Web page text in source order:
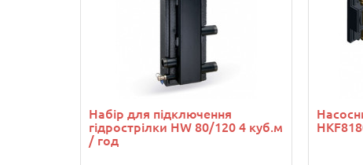
Набір для підключення
гідрострілки HW 80/120 4 куб.м
/ год